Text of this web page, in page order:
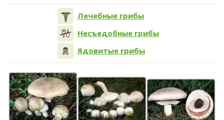
Лечебные грибы
Несъедобные грибы
Ядовитые грибы